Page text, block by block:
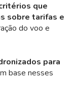
que
sobre tarifas e
do voo e
para
base nesses